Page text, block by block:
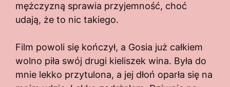
mężczyzną sprawia przyjemność, choć
udają, że to nic takiego.
Film powoli się kończył, a Gosia już całkiem
wolno piła swój drugi kieliszek wina. Była do
mnie lekko przytulona, a jej dłoń oparła się na